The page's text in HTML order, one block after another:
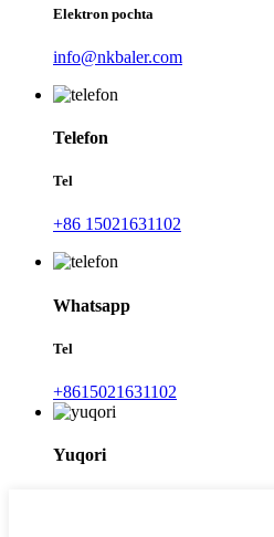
Elektron pochta
info@nkbaler.com
Telefon
Tel
+86 15021631102
Whatsapp
Tel
+8615021631102
Yuqori